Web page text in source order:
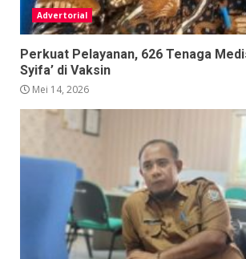
Advertorial
Perkuat Pelayanan, 626 Tenaga
Syifa’ di Vaksin
Mei 14, 2026